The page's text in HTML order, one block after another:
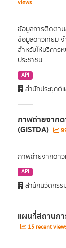
views
ข้อมูลการติดตาม
ข้อมูลดาวเทียม
สำหรับให้บริการ
ประชาชน
API
สำนักประยุกต์
ภาพถ่ายจากด
(GISTDA)
ภาพถ่ายจากดาว
API
สำนักนวัตกรร
แผนที่สถานกา
15 recent